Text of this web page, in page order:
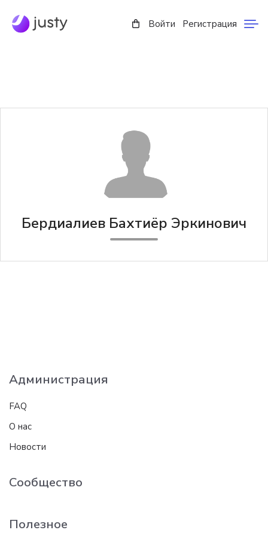
Войти Регистрация
Бердиалиев Бахтиёр Эркинович
Администрация
FAQ
О нас
Новости
Сообщество
Полезное